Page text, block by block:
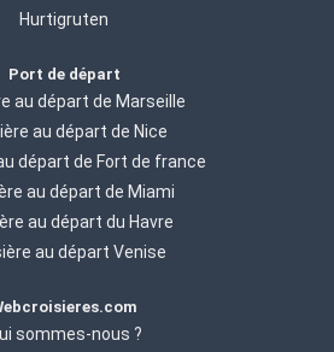
Hurtigruten
Port de départ
au départ de Marseille
au départ de Nice
départ de Fort de france
au départ de Miami
au départ du Havre
au départ Venise
sommes-nous ?